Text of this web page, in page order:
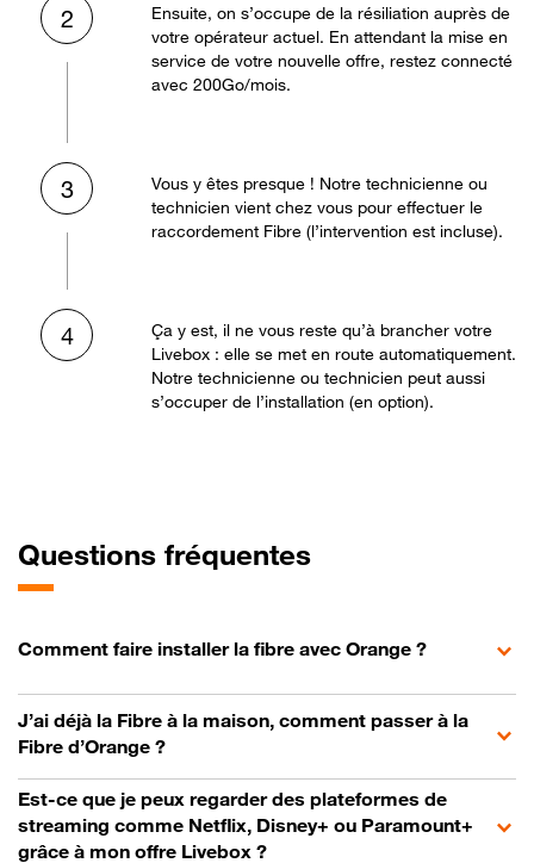
2
Ensuite, on s’occupe de la résiliation auprès de
votre opérateur actuel. En attendant la mise en
service de votre nouvelle offre, restez connecté
avec 200Go/mois.
3
Vous y êtes presque ! Notre technicienne ou
technicien vient chez vous pour effectuer le
raccordement Fibre (l’intervention est incluse).
4
Ça y est, il ne vous reste qu’à brancher votre
Livebox : elle se met en route automatiquement.
Notre technicienne ou technicien peut aussi
s’occuper de l’installation (en option).
Questions fréquentes
Comment faire installer la fibre avec Orange ?
J’ai déjà la Fibre à la maison, comment passer à la
Fibre d’Orange ?
Est-ce que je peux regarder des plateformes de
streaming comme Netflix, Disney+ ou Paramount+
grâce à mon offre Livebox ?